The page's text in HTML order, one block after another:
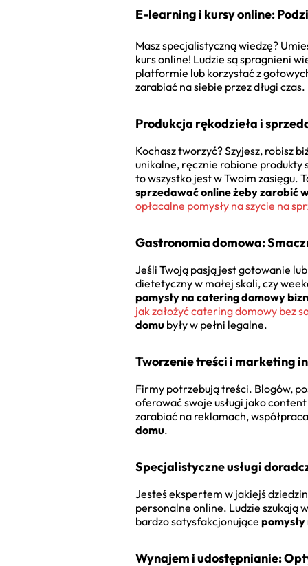
E-learning i kursy online:
Masz specjalistyczną wiedzę?
kurs online! Ludzie są spragnieni
platformie lub korzystać z
zarabiać na siebie przez długi czas.
Produkcja rękodzieła i
Kochasz tworzyć? Szyjesz, robisz
unikalne, ręcznie robione produkty
to wszystko jest w Twoim zasięgu.
sprzedawać online żeby zarobić
opłacalne pomysły na szycie na
Gastronomia domowa:
Jeśli Twoją pasją jest gotowanie
dietetyczny w małej skali, czy
pomysły na catering domowy
jak założyć catering domowy bez
domu były w pełni legalne.
Tworzenie treści i marketing
Firmy potrzebują treści. Blogów,
oferować swoje usługi jako
zarabiać na reklamach,
domu.
Specjalistyczne usługi
Jesteś ekspertem w jakiejś
personalne online. Ludzie szukają
bardzo satysfakcjonujące
Wynajem i udostępnianie: